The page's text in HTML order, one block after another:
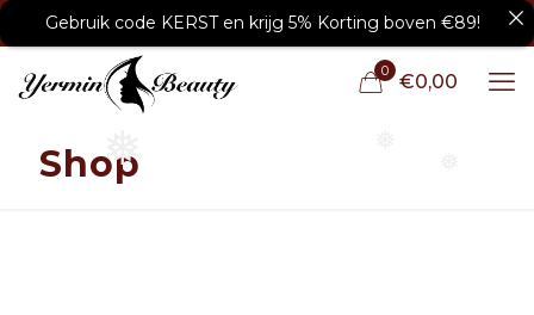
❅
0 €0,00
Shop
Gebruik code KERST en krijg 5% Korting boven €89!